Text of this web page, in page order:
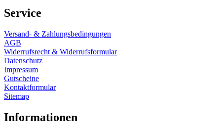
Service
Versand- & Zahlungsbedingungen
AGB
Widerrufsrecht & Widerrufsformular
Datenschutz
Impressum
Gutscheine
Kontaktformular
Sitemap
Informationen